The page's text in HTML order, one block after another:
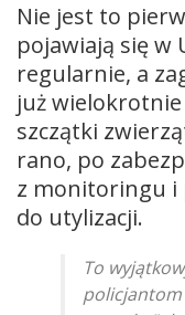
Nie jest to
pojawiają się w
regularnie, a
już
szczątki
rano, po
z monitoringu i
do utylizacji.
To
policjantom